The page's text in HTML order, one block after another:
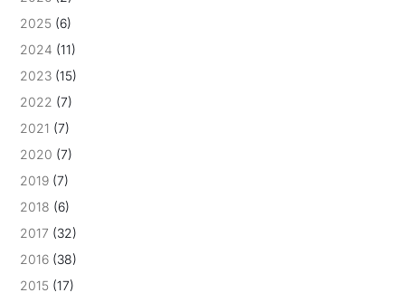
2025 (6)
2024 (11)
2023 (15)
2022 (7)
2021 (7)
2020 (7)
2019 (7)
2018 (6)
2017 (32)
2016 (38)
2015 (17)